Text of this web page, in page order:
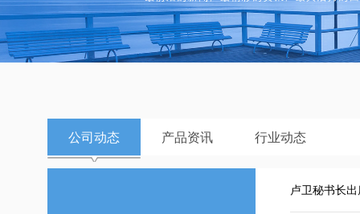
公司动态 产品资讯 行业动态
卢卫秘书长